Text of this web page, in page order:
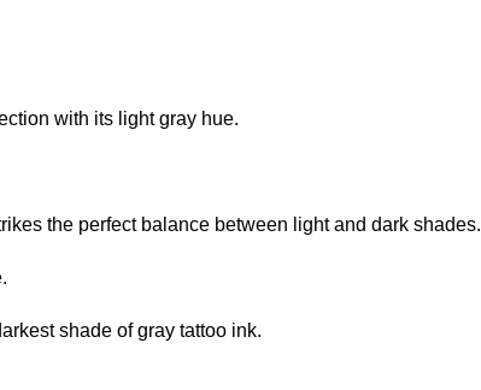
with its light gray hue.
the perfect balance between light and dark shades.
shade of gray tattoo ink.